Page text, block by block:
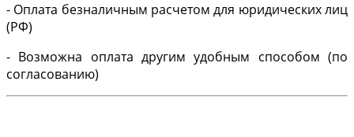
- Оплата безналичным расчетом для юридических лиц
(РФ)
- Возможна оплата другим удобным способом (по
согласованию)